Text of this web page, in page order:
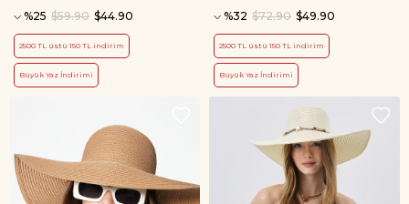
%25
$44.90
$59.90
2500 TL üstü 150 TL indirim
Büyük Yaz İndirimi
%32 $49.90
$72.90
2500 TL üstü 150 TL indirim
Büyük Yaz İndirimi